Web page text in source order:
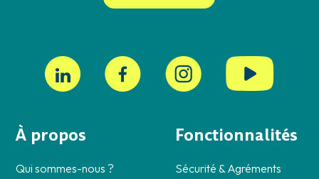
À propos
Qui sommes-nous ?
Fonctionnalités
Sécurité & Agréments